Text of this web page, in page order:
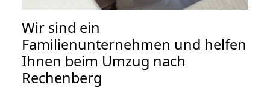
Wir sind ein
Familienunternehmen und helfen
Ihnen beim Umzug nach
Rechenberg